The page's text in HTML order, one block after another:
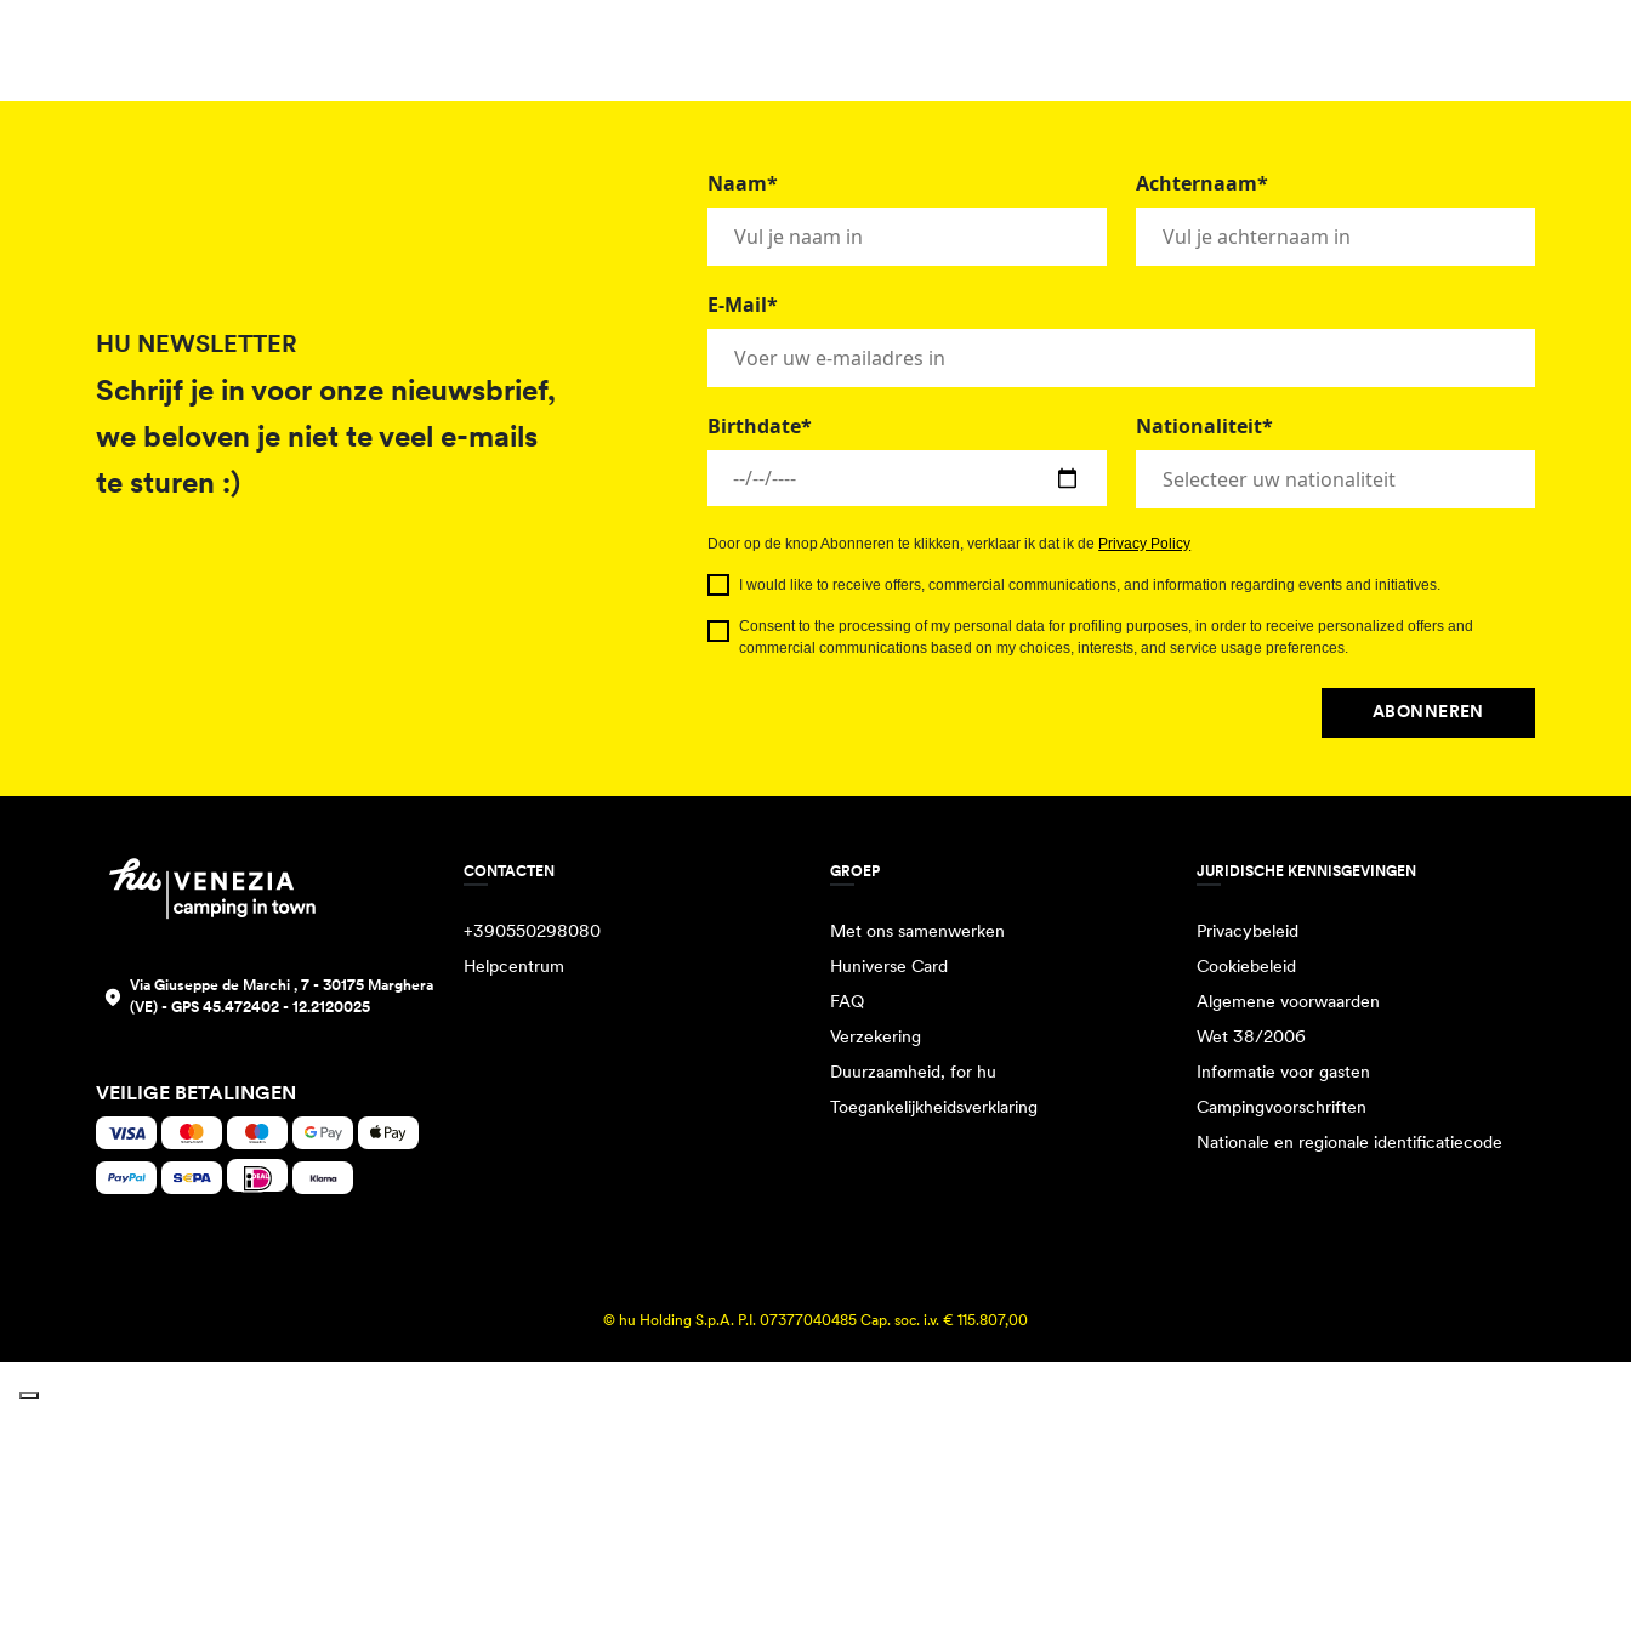
HU NEWSLETTER
Schrijf je in voor onze nieuwsbrief,
we beloven je niet te veel e-mails
te sturen :)
Naam* Achternaam*
E-Mail*
Birthdate* Nationaliteit*
Door op de knop Abonneren te klikken, verklaar ik dat ik de Privacy Policy
I would like to receive offers, commercial communications, and information regarding events and initiatives.
Consent to the processing of my personal data for profiling purposes, in order to receive personalized offers and
commercial communications based on my choices, interests, and service usage preferences.
ABONNEREN
Via Giuseppe de Marchi , 7 - 30175 Marghera
(VE) - GPS 45.472402 - 12.2120025
VEILIGE BETALINGEN
CONTACTEN
+390550298080
Helpcentrum
GROEP
Met ons samenwerken
Huniverse Card
FAQ
Verzekering
Duurzaamheid, for hu
Toegankelijkheidsverklaring
JURIDISCHE KENNISGEVINGEN
Privacybeleid
Cookiebeleid
Algemene voorwaarden
Wet 38/2006
Informatie voor gasten
Campingvoorschriften
Nationale en regionale identificatiecode
© hu Holding S.p.A. P.I. 07377040485 Cap. soc. i.v. € 115.807,00